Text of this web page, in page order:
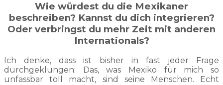
Wie würdest du die Mexikaner
beschreiben? Kannst du dich integrieren?
Oder verbringst du mehr Zeit mit anderen
Internationals?
Ich denke, dass ist bisher in fast jeder Frage
durchgeklungen: Das, was Mexiko für mich so
unfassbar toll macht, sind seine Menschen. Echt